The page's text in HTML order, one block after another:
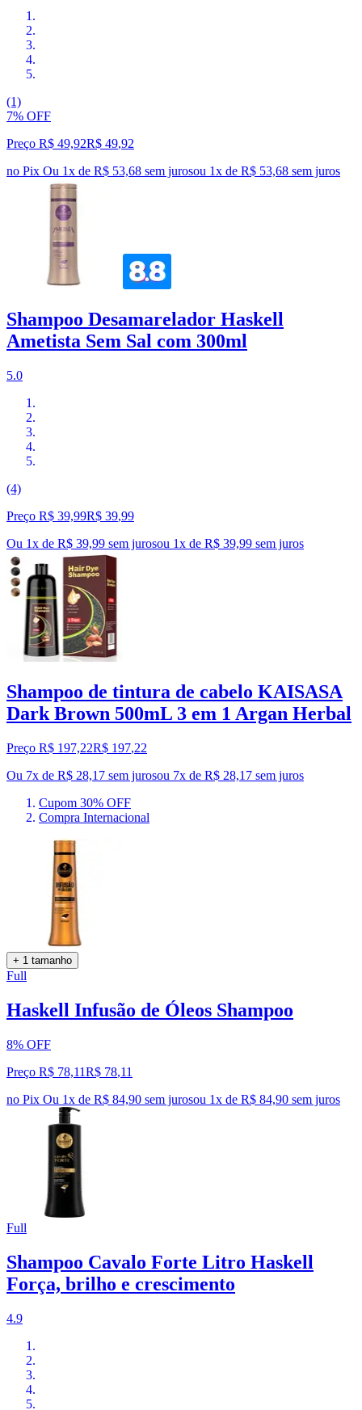
(1)
7% OFF
Preço R$ 49,92R$ 49,92
no Pix Ou 1x de R$ 53,68 sem jurosou 1x de R$ 53,68 sem juros
Shampoo Desamarelador Haskell
Ametista Sem Sal com 300ml
5.0
(4)
Preço R$ 39,99R$ 39,99
Ou 1x de R$ 39,99 sem jurosou 1x de R$ 39,99 sem juros
Shampoo de tintura de cabelo KAISASA
Dark Brown 500mL 3 em 1 Argan Herbal
Preço R$ 197,22R$ 197,22
Ou 7x de R$ 28,17 sem jurosou 7x de R$ 28,17 sem juros
Cupom 30% OFF
Compra Internacional
+ 1 tamanho
Full
Haskell Infusão de Óleos Shampoo
8% OFF
Preço R$ 78,11R$ 78,11
no Pix Ou 1x de R$ 84,90 sem jurosou 1x de R$ 84,90 sem juros
Full
Shampoo Cavalo Forte Litro Haskell
Força, brilho e crescimento
4.9